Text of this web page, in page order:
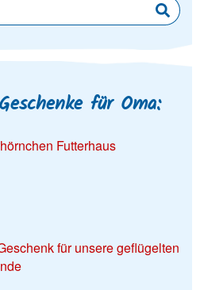
für Oma:
Futterhaus
für unsere geflügelten